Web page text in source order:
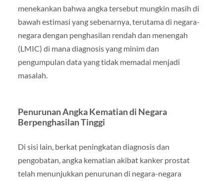
menekankan bahwa angka tersebut mungkin masih di
bawah estimasi yang sebenarnya, terutama di negara-
negara dengan penghasilan rendah dan menengah
(LMIC) di mana diagnosis yang minim dan
pengumpulan data yang tidak memadai menjadi
masalah.
Penurunan Angka Kematian di Negara
Berpenghasilan Tinggi
Di sisi lain, berkat peningkatan diagnosis dan
pengobatan, angka kematian akibat kanker prostat
telah menunjukkan penurunan di negara-negara